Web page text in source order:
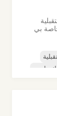
بي
تيك هاوس